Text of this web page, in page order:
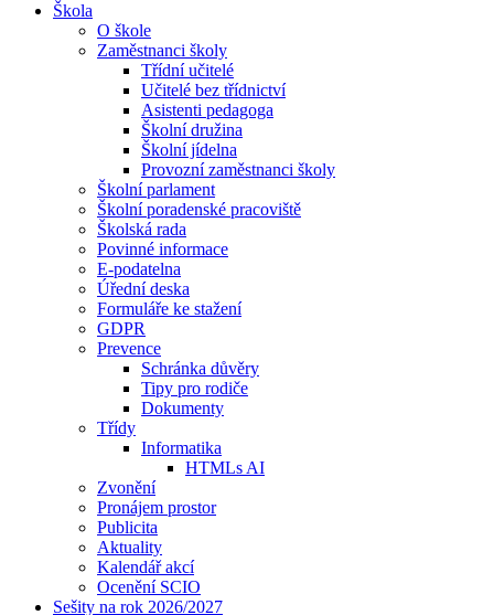
Škola
O škole
Zaměstnanci školy
Třídní učitelé
Učitelé bez třídnictví
Asistenti pedagoga
Školní družina
Školní jídelna
Provozní zaměstnanci školy
Školní parlament
Školní poradenské pracoviště
Školská rada
Povinné informace
E-podatelna
Úřední deska
Formuláře ke stažení
GDPR
Prevence
Schránka důvěry
Tipy pro rodiče
Dokumenty
Třídy
Informatika
HTMLs AI
Zvonění
Pronájem prostor
Publicita
Aktuality
Kalendář akcí
Ocenění SCIO
Sešity na rok 2026/2027